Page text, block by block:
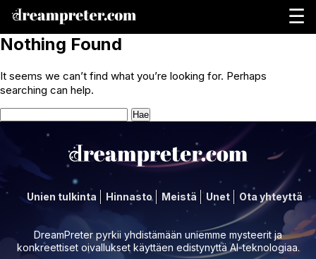
☰
Nothing Found
It seems we can’t find what you’re looking for. Perhaps
searching can help.
Haku:
Unien tulkinta Hinnasto Meistä Unet Ota yhteyttä
DreamPreter pyrkii yhdistämään uniemme mysteerit ja
konkreettiset oivallukset käyttäen edistynyttä AI-teknologiaa.